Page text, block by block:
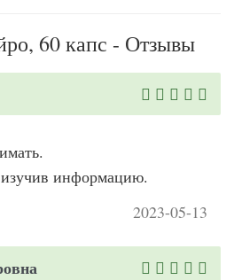
60 капс - Отзывы
информацию.
2023-05-13